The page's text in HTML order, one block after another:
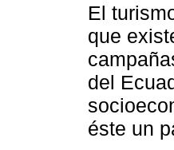
El
que
del
éste un